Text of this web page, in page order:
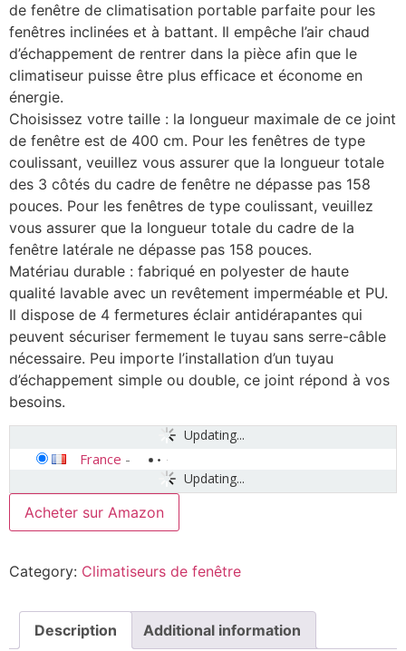
de fenêtre de climatisation portable parfaite pour les
fenêtres inclinées et à battant. Il empêche l’air chaud
d’échappement de rentrer dans la pièce afin que le
climatiseur puisse être plus efficace et économe en
énergie.
Choisissez votre taille : la longueur maximale de ce joint
de fenêtre est de 400 cm. Pour les fenêtres de type
coulissant, veuillez vous assurer que la longueur totale
des 3 côtés du cadre de fenêtre ne dépasse pas 158
pouces. Pour les fenêtres de type coulissant, veuillez
vous assurer que la longueur totale du cadre de la
fenêtre latérale ne dépasse pas 158 pouces.
Matériau durable : fabriqué en polyester de haute
qualité lavable avec un revêtement imperméable et PU.
Il dispose de 4 fermetures éclair antidérapantes qui
peuvent sécuriser fermement le tuyau sans serre-câble
nécessaire. Peu importe l’installation d’un tuyau
d’échappement simple ou double, ce joint répond à vos
besoins.
Updating...
Updating...
France -
Acheter sur Amazon
Category: Climatiseurs de fenêtre
Description Additional information